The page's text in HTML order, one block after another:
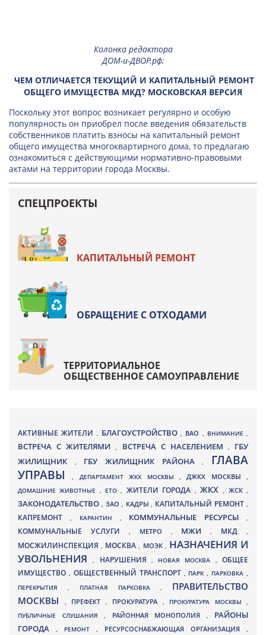
Колонка редактора
ДОМ-и-ДВОР.рф:
ЧЕМ ОТЛИЧАЕТСЯ ТЕКУЩИЙ И КАПИТАЛЬНЫЙ РЕМОНТ
ОБЩЕГО ИМУЩЕСТВА МКД? МОСКОВСКАЯ ВЕРСИЯ
Поскольку этот вопрос возникает регулярно и особую
популярность он приобрел после введения обязательств
собственников платить взносы на капитальный ремонт
общего имущества многоквартирного дома, то предлагаю
ознакомиться с действующими нормативно-правовыми
актами на территории города Москвы.
СПЕЦПРОЕКТЫ
КАПИТАЛЬНЫЙ РЕМОНТ
ОБРАЩЕНИЕ С ОТХОДАМИ
ТЕРРИТОРИАЛЬНОЕ
ОБЩЕСТВЕННОЕ САМОУПРАВЛЕНИЕ
АКТИВНЫЕ ЖИТЕЛИ , БЛАГОУСТРОЙСТВО , ВАО , ВНИМАНИЕ ,
ВСТРЕЧА С ЖИТЕЛЯМИ, ВСТРЕЧА С НАСЕЛЕНИЕМ , ГБУ
ЖИЛИЩНИК
, ГБУ ЖИЛИЩНИК РАЙОНА, ГЛАВА
УПРАВЫ, ДЕПАРТАМЕНТ ЖКХ МОСКВЫ ,ДЖКХ МОСКВЫ ,
ДОМАШНИЕ ЖИВОТНЫЕ , ЕТО, ЖИТЕЛИ ГОРОДА , ЖКХ, ЖСК,
ЗАКОНОДАТЕЛЬСТВО , ЗАО , КАДРЫ, КАПИТАЛЬНЫЙ РЕМОНТ ,
КАПРЕМОНТ , КАРАНТИН , КОММУНАЛЬНЫЕ РЕСУРСЫ,
КОММУНАЛЬНЫЕ УСЛУГИ , МЕТРО , МЖИ, МКД ,
МОСЖИЛИНСПЕКЦИЯ, МОСКВА , МОЭК , НАЗНАЧЕНИЯ И
УВОЛЬНЕНИЯ, НАРУШЕНИЯ , НОВАЯ МОСКВА ,ОБЩЕЕ
ИМУЩЕСТВО , ОБЩЕСТВЕННЫЙ ТРАНСПОРТ , ПАРК, ПАРКОВКА ,
ПЕРЕКРЫТИЯ , ПЛАТНАЯ ПАРКОВКА , ПРАВИТЕЛЬСТВО
МОСКВЫ
, ПРЕФЕКТ , ПРОКУРАТУРА , ПРОКУРАТУРА МОСКВЫ ,
ПУБЛИЧНЫЕ СЛУШАНИЯ , РАЙОННАЯ МОНОПОЛИЯ , РАЙОНЫ
ГОРОДА
, РЕМОНТ , РЕСУРСОСНАБЖАЮЩАЯ ОРГАНИЗАЦИЯ ,